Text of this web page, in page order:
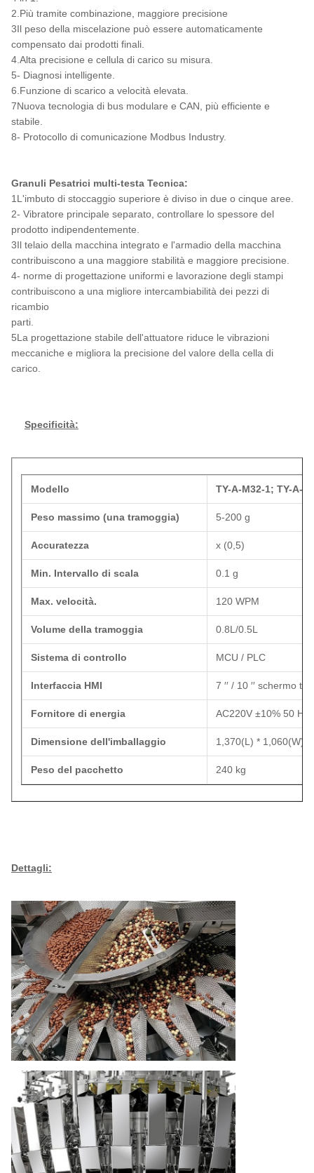
2.Più tramite combinazione, maggiore precisione
3Il peso della miscelazione può essere automaticamente
compensato dai prodotti finali.
4.Alta precisione e cellula di carico su misura.
5- Diagnosi intelligente.
6.Funzione di scarico a velocità elevata.
7Nuova tecnologia di bus modulare e CAN, più efficiente e
stabile.
8- Protocollo di comunicazione Modbus Industry.
Granuli Pesatrici multi-testa Tecnica:
1L'imbuto di stoccaggio superiore è diviso in due o cinque aree.
2- Vibratore principale separato, controllare lo spessore del
prodotto indipendentemente.
3Il telaio della macchina integrato e l'armadio della macchina
contribuiscono a una maggiore stabilità e maggiore precisione.
4- norme di progettazione uniformi e lavorazione degli stampi
contribuiscono a una migliore intercambiabilità dei pezzi di
ricambio
parti.
5La progettazione stabile dell'attuatore riduce le vibrazioni
meccaniche e migliora la precisione del valore della cella di
carico.
Specificità:
Modello TY-A-M32-1; TY-A-
Peso massimo (una tramoggia) 5-200 g
Accuratezza x (0,5)
Min. Intervallo di scala 0.1 g
Max. velocità. 120 WPM
Volume della tramoggia 0.8L/0.5L
Sistema di controllo MCU / PLC
Interfaccia HMI 7 ′′ / 10 ′′ schermo
Fornitore di energia AC220V ±10% 50 Hz
Dimensione dell'imballaggio 1,370(L) * 1,060(W)
Peso del pacchetto 240 kg
Dettagli: